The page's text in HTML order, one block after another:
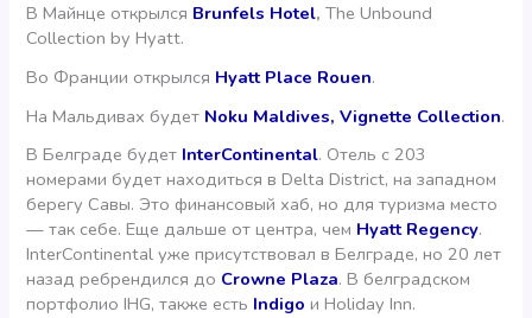
В Майнце открылся Brunfels Hotel, The Unbound
Collection by Hyatt.
Во Франции открылся Hyatt Place Rouen.
На Мальдивах будет Noku Maldives, Vignette Collection.
В Белграде будет InterContinental. Отель с 203
номерами будет находиться в Delta District, на западном
берегу Савы. Это финансовый хаб, но для туризма место
— так себе. Еще дальше от центра, чем Hyatt Regency.
InterContinental уже присутствовал в Белграде, но 20 лет
назад ребрендился до Crowne Plaza. В белградском
портфолио IHG, также есть Indigo и Holiday Inn.